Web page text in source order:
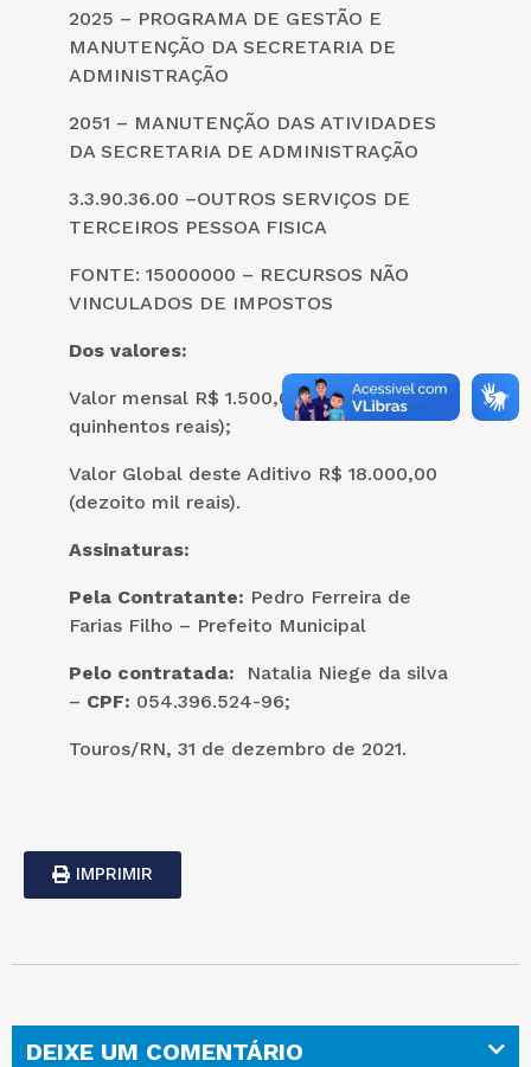
2025 – PROGRAMA DE GESTÃO E
MANUTENÇÃO DA SECRETARIA DE
ADMINISTRAÇÃO
2051 – MANUTENÇÃO DAS ATIVIDADES
DA SECRETARIA DE ADMINISTRAÇÃO
3.3.90.36.00 –OUTROS SERVIÇOS DE
TERCEIROS PESSOA FISICA
FONTE: 15000000 – RECURSOS NÃO
VINCULADOS DE IMPOSTOS
Dos valores:
Valor mensal R$ 1.500,00 (mil e
quinhentos reais);
Valor Global deste Aditivo R$ 18.000,00
(dezoito mil reais).
Assinaturas:
Pela Contratante: Pedro Ferreira de
Farias Filho – Prefeito Municipal
Pelo contratada:
Natalia Niege da silva
– CPF: 054.396.524-96;
Touros/RN, 31 de dezembro de 2021.
IMPRIMIR
DEIXE UM COMENTÁRIO